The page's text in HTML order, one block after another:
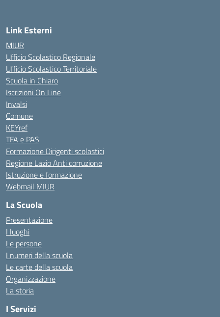
Link Esterni
MIUR
Ufficio Scolastico Regionale
Ufficio Scolastico Territoriale
Scuola in Chiaro
Iscrizioni On Line
Invalsi
Comune
KEYref
TFA e PAS
Formazione Dirigenti scolastici
Regione Lazio Anti corruzione
Istruzione e formazione
Webmail MIUR
La Scuola
Presentazione
I luoghi
Le persone
I numeri della scuola
Le carte della scuola
Organizzazione
La storia
I Servizi